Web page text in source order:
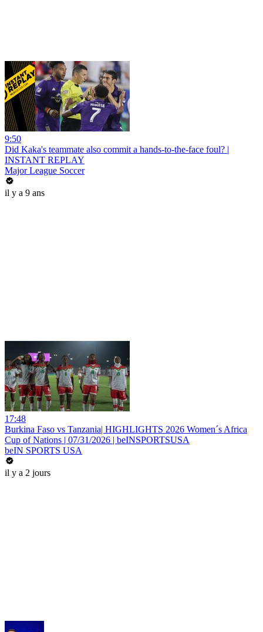
9:50
Did Kaka's teammate also commit a hands-to-the-face foul? |
INSTANT REPLAY
Major League Soccer
il y a 9 ans
17:48
Burkina Faso vs Tanzania| HIGHLIGHTS 2026 Women´s Africa
Cup of Nations | 07/31/2026 | beINSPORTSUSA
beIN SPORTS USA
il y a 2 jours